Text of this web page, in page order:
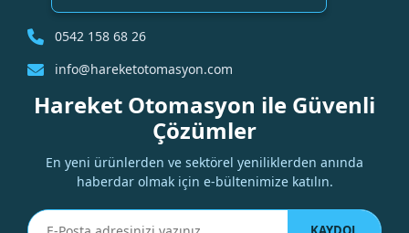
0542 158 68 26
info@hareketotomasyon.com
Hareket Otomasyon ile Güvenli
Çözümler
En yeni ürünlerden ve sektörel yeniliklerden anında
haberdar olmak için e-bültenimize katılın.